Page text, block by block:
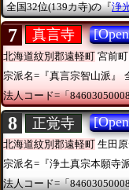
全国32位(139カ寺)の『浄
7 真言寺
北海道紋別郡遠軽町 宮前
宗派名=『真言宗智山派』
法人コード=「
8 正覚寺
北海道紋別郡遠軽町 生田
宗派名=『浄土真宗本願寺派
法人コード=「